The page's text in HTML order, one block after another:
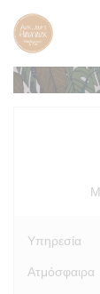
Πίνακας
Υπηρεσία
Ατμόσφαιρα